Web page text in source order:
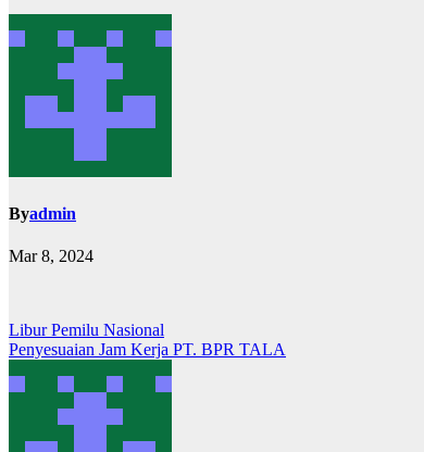
Byadmin
Mar 8, 2024
Navigasi
pos
Libur Pemilu Nasional
Penyesuaian Jam Kerja PT. BPR TALA